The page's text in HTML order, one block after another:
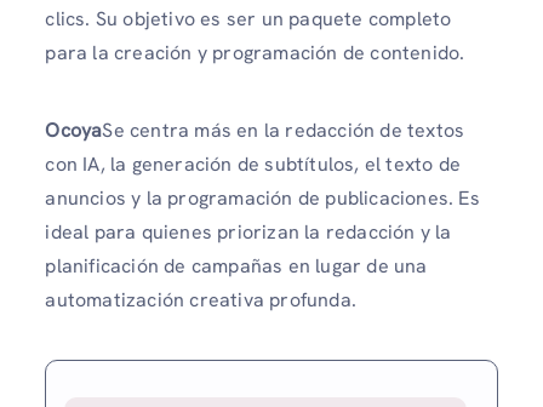
clics. Su objetivo es ser un paquete completo
para la creación y programación de contenido.
OcoyaSe centra más en la redacción de textos
con IA, la generación de subtítulos, el texto de
anuncios y la programación de publicaciones. Es
ideal para quienes priorizan la redacción y la
planificación de campañas en lugar de una
automatización creativa profunda.